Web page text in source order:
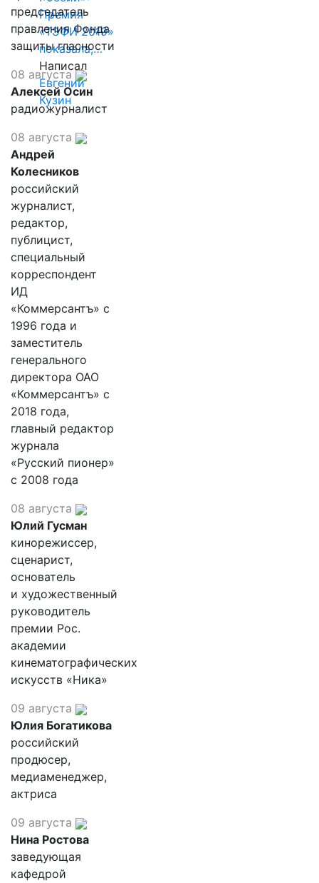
Премия
«ТЭФИ 2019»
показала,…
Написал
Евгений
Кузин
председатель
правления Фонда
защиты гласности
08 августа
Алексей Осин
радиожурналист
08 августа
Андрей
Колесников
российский
журналист,
редактор,
публицист,
специальный
корреспондент
ИД
«Коммерсантъ» с
1996 года и
заместитель
генерального
директора ОАО
«Коммерсантъ» с
2018 года,
главный редактор
журнала
«Русский пионер»
с 2008 года
08 августа
Юлий Гусман
кинорежиссер,
сценарист,
основатель
и художественный
руководитель
премии Рос.
академии
кинематографических
искусств «Ника»
09 августа
Юлия Богатикова
российский
продюсер,
медиаменеджер,
актриса
09 августа
Нина Ростова
заведующая
кафедрой